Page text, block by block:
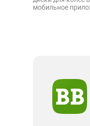
мобильное